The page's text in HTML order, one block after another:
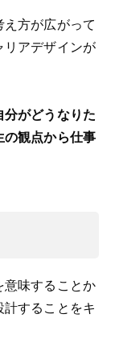
方が広がって
リアデザインが
分がどうなりた
の観点から仕事
意味することか
することをキ